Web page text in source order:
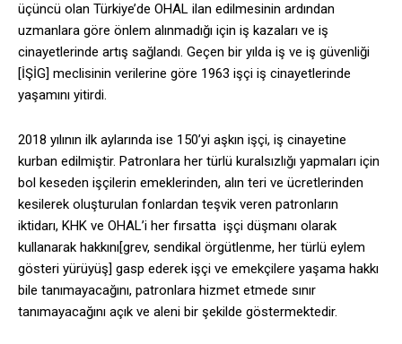
üçüncü olan Türkiye’de OHAL ilan edilmesinin ardından
uzmanlara göre önlem alınmadığı için iş kazaları ve iş
cinayetlerinde artış sağlandı. Geçen bir yılda iş ve iş güvenliği
[İŞİG] meclisinin verilerine göre 1963 işçi iş cinayetlerinde
yaşamını yitirdi.
2018 yılının ilk aylarında ise 150’yi aşkın işçi, iş cinayetine
kurban edilmiştir. Patronlara her türlü kuralsızlığı yapmaları için
bol keseden işçilerin emeklerinden, alın teri ve ücretlerinden
kesilerek oluşturulan fonlardan teşvik veren patronların
iktidarı, KHK ve OHAL’i her fırsatta işçi düşmanı olarak
kullanarak hakkını[grev, sendikal örgütlenme, her türlü eylem
gösteri yürüyüş] gasp ederek işçi ve emekçilere yaşama hakkı
bile tanımayacağını, patronlara hizmet etmede sınır
tanımayacağını açık ve aleni bir şekilde göstermektedir.